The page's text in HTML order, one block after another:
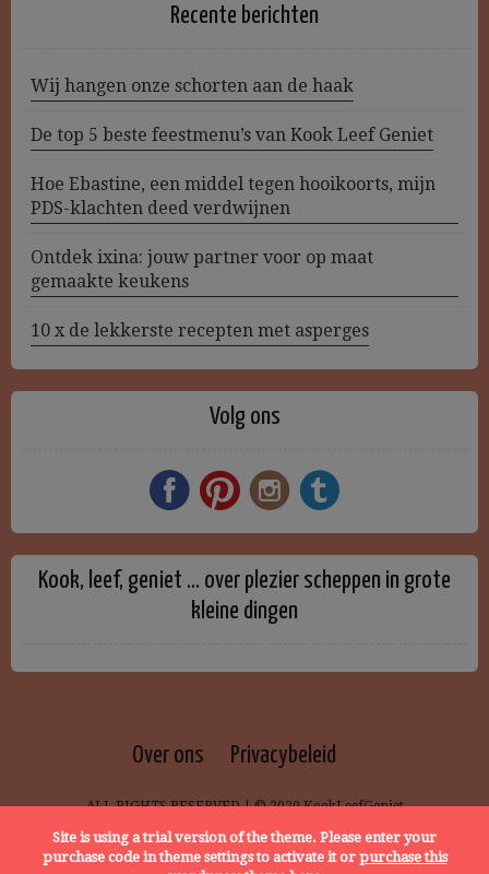
Recente berichten
Wij hangen onze schorten aan de haak
De top 5 beste feestmenu’s van Kook Leef Geniet
Hoe Ebastine, een middel tegen hooikoorts, mijn
PDS-klachten deed verdwijnen
Ontdek ixina: jouw partner voor op maat
gemaakte keukens
10 x de lekkerste recepten met asperges
Volg ons
Kook, leef, geniet … over plezier scheppen in grote
kleine dingen
Over ons Privacybeleid
ALL RIGHTS RESERVED | © 2020 KookLeefGeniet
Site is using a trial version of the theme. Please enter your
purchase code in theme settings to activate it or purchase this